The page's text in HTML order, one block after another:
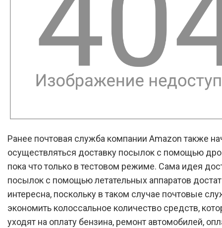
Ранее почтовая служба компании Amazon также
осуществляться доставку посылок с помощью
пока что только в тестовом режиме. Сама идея
посылок с помощью летательных аппаратов
интересна, поскольку в таком случае почтовые
экономить колоссальное количество средств,
уходят на оплату бензина, ремонт автомобилей,